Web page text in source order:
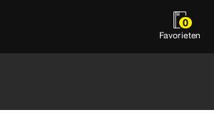
0
Favorieten